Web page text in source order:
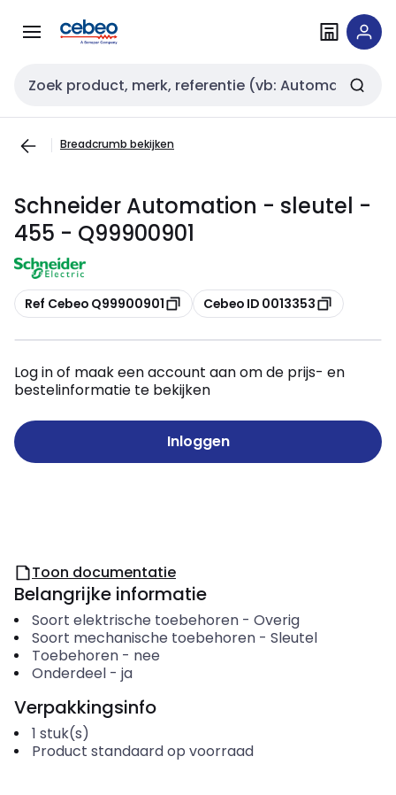
naar
naar
Zoekveld invoer
Breadcrumb bekijken
Schneider Automation - sleutel -
455 - Q99900901
Kopiëren
Ref Cebeo Q99900901 Kopiëren
Cebeo ID 0013353
Log in of maak een account aan om de prijs- en
bestelinformatie te bekijken
Inloggen
Toon documentatie
Belangrijke informatie
Soort elektrische toebehoren- Overig
Soort mechanische toebehoren- Sleutel
Toebehoren- nee
Onderdeel- ja
Verpakkingsinfo
1 stuk(s)
Product standaard op voorraad